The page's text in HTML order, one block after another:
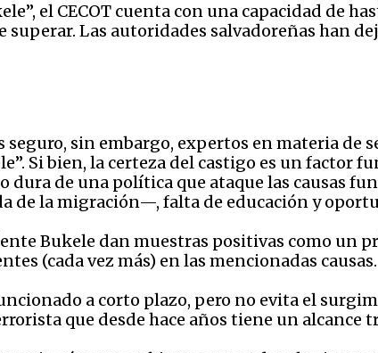
el CECOT cuenta con una capacidad de
Las autoridades salvadoreñas han
seguro, sin embargo, expertos en materia
Si bien, la certeza del castigo es un factor
dura de una política que ataque las causas
la migración—, falta de educación y
Bukele dan muestras positivas como un
(cada vez más) en las mencionadas causas.
a corto plazo, pero no evita el
que desde hace años tiene un alcance